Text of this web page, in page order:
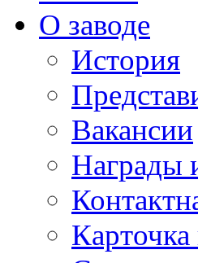
О заводе
История
Вакансии
Награды